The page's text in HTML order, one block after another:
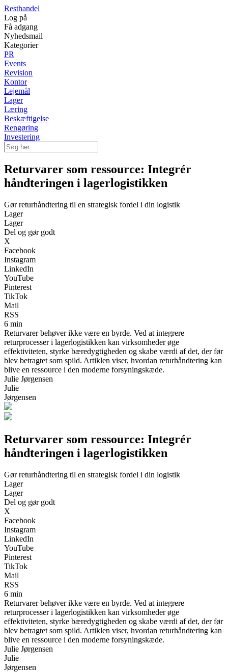
Resthandel
Log på
Få adgang
Nyhedsmail
Kategorier
PR
Events
Revision
Kontor
Lejemål
Lager
Læring
Beskæftigelse
Rengøring
Investering
Returvarer som ressource: Integrér
håndteringen i lagerlogistikken
Gør returhåndtering til en strategisk fordel i din logistik
Lager
Lager
Del og gør godt
X
Facebook
Instagram
LinkedIn
YouTube
Pinterest
TikTok
Mail
RSS
6 min
Returvarer behøver ikke være en byrde. Ved at integrere
returprocesser i lagerlogistikken kan virksomheder øge
effektiviteten, styrke bæredygtigheden og skabe værdi af det, der før
blev betragtet som spild. Artiklen viser, hvordan returhåndtering kan
blive en ressource i den moderne forsyningskæde.
Julie Jørgensen
Julie
Jørgensen
Returvarer som ressource: Integrér
håndteringen i lagerlogistikken
Gør returhåndtering til en strategisk fordel i din logistik
Lager
Lager
Del og gør godt
X
Facebook
Instagram
LinkedIn
YouTube
Pinterest
TikTok
Mail
RSS
6 min
Returvarer behøver ikke være en byrde. Ved at integrere
returprocesser i lagerlogistikken kan virksomheder øge
effektiviteten, styrke bæredygtigheden og skabe værdi af det, der før
blev betragtet som spild. Artiklen viser, hvordan returhåndtering kan
blive en ressource i den moderne forsyningskæde.
Julie Jørgensen
Julie
Jørgensen